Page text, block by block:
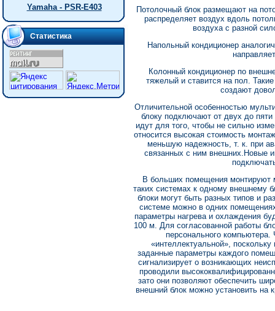
Yamaha - PSR-E403
Статистика
Потолочный блок размещают на
распределяет воздух вдоль
воздуха с разной
Напольный кондиционер
Колонный кондиционер по
тяжелый и ставится на пол.
создают
Отличительной особенностью
блоку подключают от двух до
идут для того, чтобы не сильно
относится высокая стоимость
меньшую надежность, т. к. при
связанных с ним внешних.Новые
В больших помещения монтируют
таких системах к одному внешнему
блоки могут быть разных типов и
системе можно в одних
параметры нагрева и охлаждения
100 м. Для согласованной работы
персонального
«интеллектуальной»,
заданные параметры каждого
сигнализирует о возникающих
проводили
зато они позволяют обеспечить
внешний блок можно установить на